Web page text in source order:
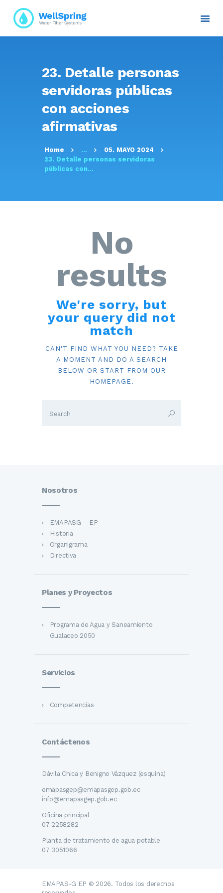
23. Detalle personas
servidoras públicas
con acciones
afirmativas
Home ...
05. MAYO 2024
23. Detalle personas servidoras
públicas con...
INICIO
NOSOTROS
PLANES Y PROYECTOS
SERVICIOS
ATENCIÓN AL CLIENTE
RESOLUCIONES
CONTACTO E
No
results
We're sorry, but
your query did not
match
CAN'T FIND WHAT YOU NEED? TAKE
A MOMENT AND DO A SEARCH
BELOW OR START FROM OUR
HOMEPAGE .
Nosotros
EMAPASG – EP
Historia
Organigrama
Directiva
Planes y Proyectos
Programa de Agua y Saneamiento
Gualaceo 2050
Servicios
Competencias
Contáctenos
Dávila Chica y Benigno Vázquez (esquina)
emapasgep@emapasgep.gob.ec
info@emapasgep.gob.ec
Oficina principal
07 2258282
Planta de tratamiento de agua potable
07 3051066
EMAPAS-G EP © 2026. Todos los derechos